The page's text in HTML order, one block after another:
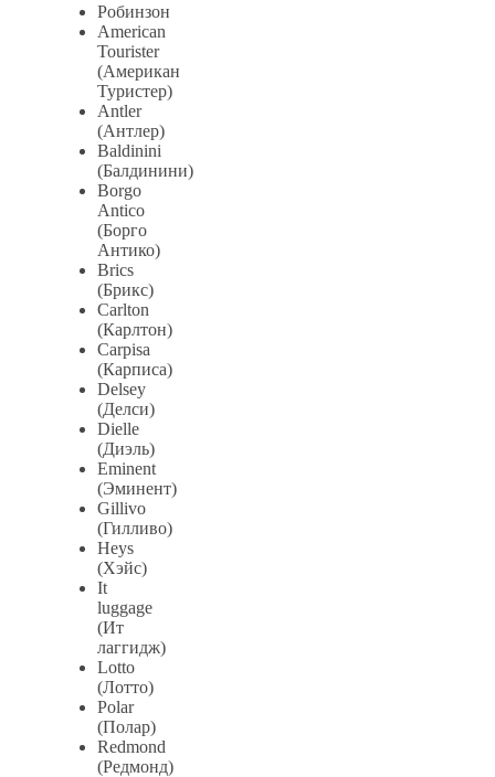
Робинзон
American
Tourister
(Американ
Туристер)
Antler
(Антлер)
Baldinini
(Балдинини)
Borgo
Antico
(Борго
Антико)
Brics
(Брикс)
Carlton
(Карлтон)
Carpisa
(Карписа)
Delsey
(Делси)
Dielle
(Диэль)
Eminent
(Эминент)
Gillivo
(Гилливо)
Heys
(Хэйс)
It
luggage
(Ит
лаггидж)
Lotto
(Лотто)
Polar
(Полар)
Redmond
(Редмонд)